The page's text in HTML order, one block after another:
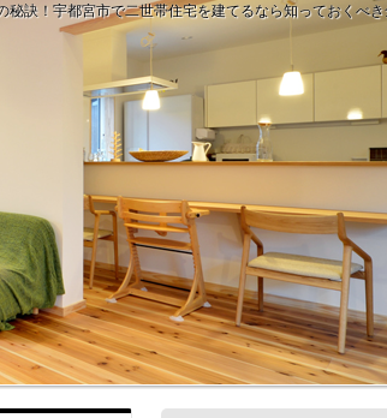
秘訣！宇都宮市で二世帯住宅を建てるなら知っておくべ